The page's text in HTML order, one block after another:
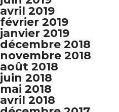
avril 2019
février 2019
janvier 2019
décembre 2018
novembre 2018
août 2018
juin 2018
mai 2018
avril 2018